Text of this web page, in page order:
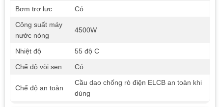
Bơm trợ lực
Có
Công suất máy
nước nóng
4500W
Nhiệt độ
55 độ C
Chế độ vòi sen
Có
Chế độ an toàn
Cầu dao chống rò điện ELCB an toàn khi
dùng